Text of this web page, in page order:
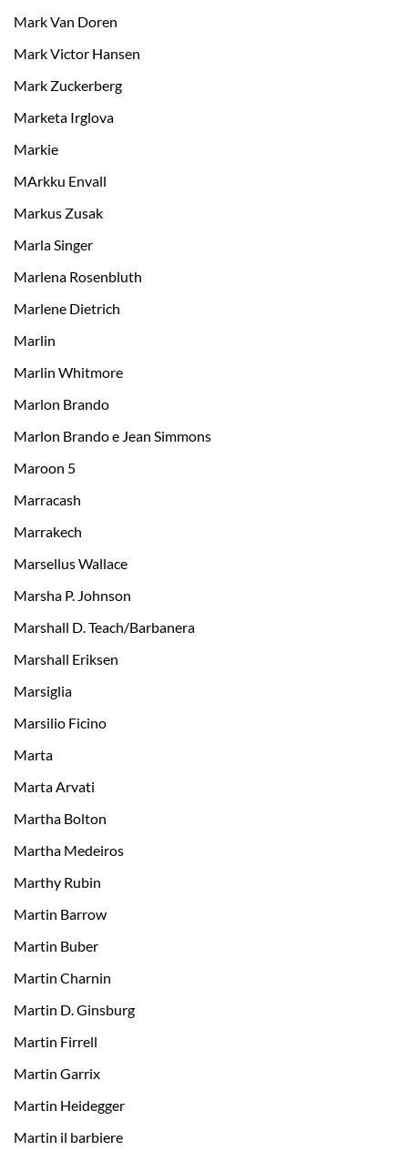
Mark Van Doren
Mark Victor Hansen
Mark Zuckerberg
Marketa Irglova
Markie
MArkku Envall
Markus Zusak
Marla Singer
Marlena Rosenbluth
Marlene Dietrich
Marlin
Marlin Whitmore
Marlon Brando
Marlon Brando e Jean Simmons
Maroon 5
Marracash
Marrakech
Marsellus Wallace
Marsha P. Johnson
Marshall D. Teach/Barbanera
Marshall Eriksen
Marsiglia
Marsilio Ficino
Marta
Marta Arvati
Martha Bolton
Martha Medeiros
Marthy Rubin
Martin Barrow
Martin Buber
Martin Charnin
Martin D. Ginsburg
Martin Firrell
Martin Garrix
Martin Heidegger
Martin il barbiere